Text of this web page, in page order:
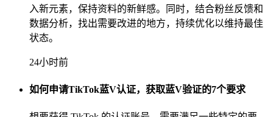
入新元素，保持资料的新鲜感。同时，结合粉丝反馈和
数据分析，找出需要改进的地方，持续优化以维持最佳
状态。
24小时前
如何申请TikTok蓝V认证，获取蓝V验证的7个要求